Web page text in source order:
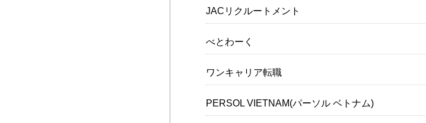
JACリクルートメント
べとわーく
ワンキャリア転職
PERSOL VIETNAM(パーソル ベトナム)